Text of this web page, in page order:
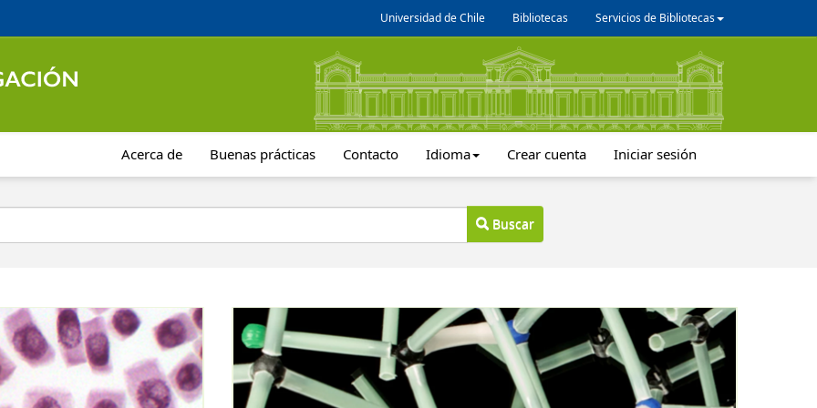
Universidad de Chile Bibliotecas Servicios de Bibliotecas
Acerca de Buenas prácticas Contacto Idioma Crear cuenta Iniciar sesión
Buscar